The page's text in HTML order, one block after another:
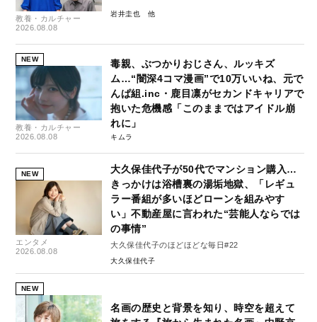
教養・カルチャー
2026.08.08
岩井圭也
NEW
教養・カルチャー
2026.08.08
毒親、ぶつかりおじさん、ルッキズ
ム…“闇深4コマ漫画”で10万いいね、元で
んぱ組.inc・鹿目凛がセカンドキャリアで
抱いた危機感「このままではアイドル崩
れに」
キムラ
NEW
エンタメ
2026.08.08
大久保佳代子が50代でマンション購入…
きっかけは浴槽裏の湯垢地獄、「レギュ
ラー番組が多いほどローンを組みやす
い」不動産屋に言われた“芸能人ならでは
の事情”
大久保佳代子のほどほどな毎日#22
大久保佳代子
NEW
名画の歴史と背景を知り、時空を超えて